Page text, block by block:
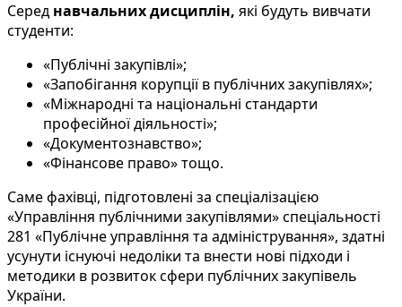
Серед навчальних дисциплін, які будуть вивчати
студенти:
«Публічні закупівлі»;
«Запобігання корупції в публічних закупівлях»;
«Міжнародні та національні стандарти
професійної діяльності»;
«Документознавство»;
«Фінансове право» тощо.
Саме фахівці, підготовлені за спеціалізацією
«Управління публічними закупівлями» спеціальності
281 «Публічне управління та адміністрування», здатні
усунути існуючі недоліки та внести нові підходи і
методики в розвиток сфери публічних закупівель
України.